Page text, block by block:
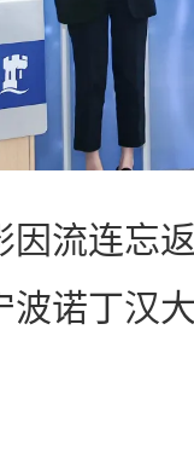
流连忘返
诺丁汉